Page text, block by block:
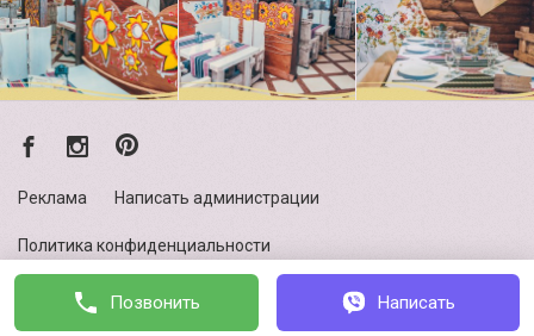
Позвонить Написать
Реклама Написать администрации
Политика конфиденциальности
Українською